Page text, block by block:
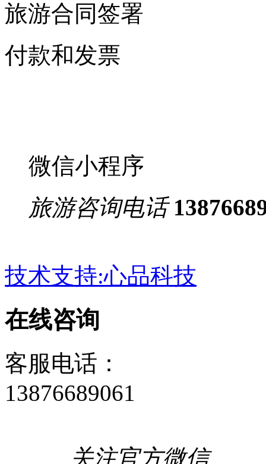
旅游合同签署
付款和发票
微信小程序
旅游咨询电话
技术支持:心品科技
在线咨询
客服电话：
13876689061
关注官方微信